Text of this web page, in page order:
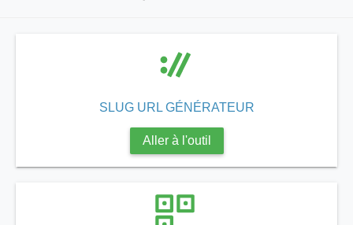
SLUG URL GÉNÉRATEUR
Aller à l'outil